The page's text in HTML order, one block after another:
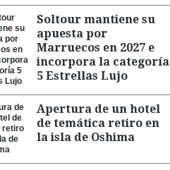
Soltour mantiene su
apuesta por
Marruecos en 2027 e
incorpora la categoría
5 Estrellas Lujo
Apertura de un hotel
de temática retiro en
la isla de Oshima